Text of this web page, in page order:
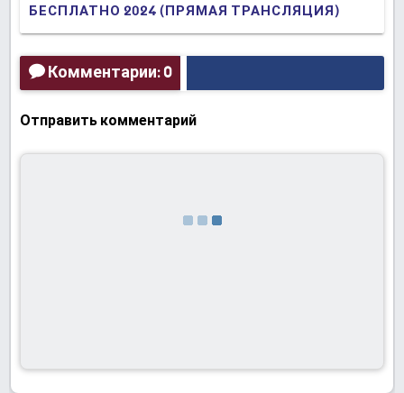
БЕСПЛАТНО 2024 (ПРЯМАЯ ТРАНСЛЯЦИЯ)
Комментарии: 0
Отправить комментарий